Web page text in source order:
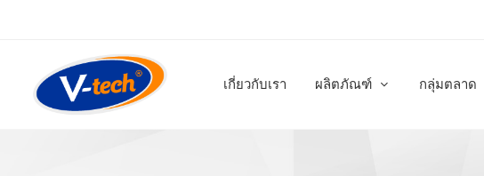
เกี่ยวกับเรา ผลิตภัณฑ์ กลุ่มตลาด